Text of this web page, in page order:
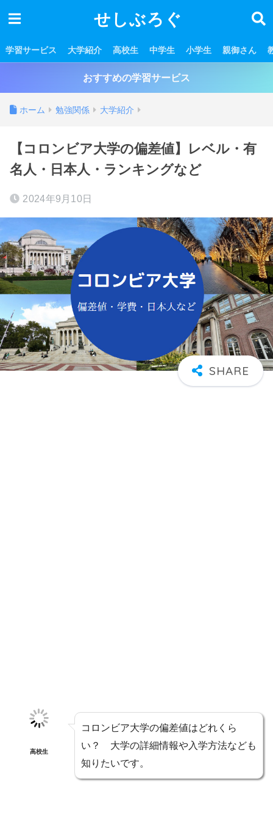
せしぶろぐ
学習サービス 大学紹介 高校生 中学生 小学生 親御さん
おすすめの学習サービス
ホーム 勉強関係 大学紹介
【コロンビア大学の偏差値】レベル・有
名人・日本人・ランキングなど
2024年9月10日
高校生
コロンビア大学の偏差値はどれくら
い？ 大学の詳細情報や入学方法なども
知りたいです。